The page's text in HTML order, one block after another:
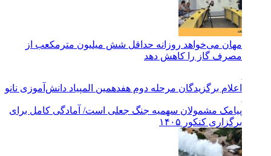
مهان می‌خواهد روزانه حداقل شش میلیون مترمکعب از
مصرف گاز را کاهش دهد
اعلام برگزیدگان مرحله دوم هفدهمین المپیاد دانش‌آموزی نانو
پیامک مشمولان سهمیه جنگ جعلی است/ آمادگی کامل برای
برگزاری کنکور ۱۴۰۵